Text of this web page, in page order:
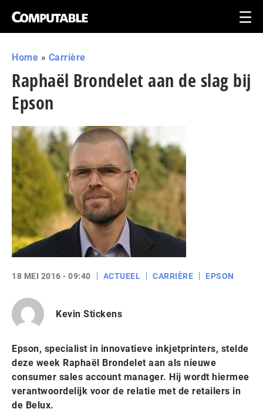
Home » Carrière
Raphaël Brondelet aan de slag bij
Epson
18 MEI 2016 - 09:40 ACTUEEL CARRIÈRE EPSON
Kevin Stickens
Epson, specialist in innovatieve inkjetprinters, stelde
deze week Raphaël Brondelet aan als nieuwe
consumer sales account manager. Hij wordt hiermee
verantwoordelijk voor de relatie met de retailers in
de Belux.